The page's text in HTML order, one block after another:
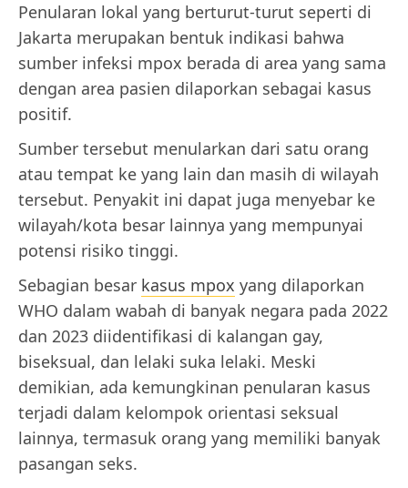
Penularan lokal yang berturut-turut seperti di
Jakarta merupakan bentuk indikasi bahwa
sumber infeksi mpox berada di area yang sama
dengan area pasien dilaporkan sebagai kasus
positif.
Sumber tersebut menularkan dari satu orang
atau tempat ke yang lain dan masih di wilayah
tersebut. Penyakit ini dapat juga menyebar ke
wilayah/kota besar lainnya yang mempunyai
potensi risiko tinggi.
Sebagian besar kasus mpox yang dilaporkan
WHO dalam wabah di banyak negara pada 2022
dan 2023 diidentifikasi di kalangan gay,
biseksual, dan lelaki suka lelaki. Meski
demikian, ada kemungkinan penularan kasus
terjadi dalam kelompok orientasi seksual
lainnya, termasuk orang yang memiliki banyak
pasangan seks.